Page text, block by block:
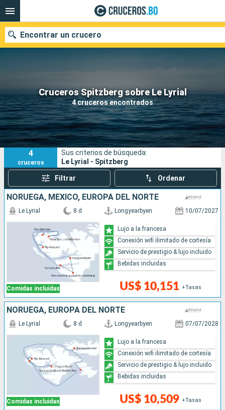
Cruceros Spitzberg sobre Le Lyrial
4 cruceros encontrados
Encontrar un crucero
Nuestros destinos
Fecha de salida
Puertos Compañías
Buscar
4
cruceros
Sus criterios de búsqueda:
Le Lyrial - Spitzberg
Filtrar Ordenar
NORUEGA, MÉXICO, EUROPA DEL NORTE
Comidas incluidas
Le Lyrial 8 d Longyearbyen 10/07/2027
US$ 10,151 +Tasas
Lujo a la francesa
Conexión wifi ilimitado de cortesía
Servicio de prestigio & lujo incluido
Bebidas incluidas
NORUEGA, EUROPA DEL NORTE
Comidas incluidas
Le Lyrial 8 d Longyearbyen 07/07/2028
US$ 10,509 +Tasas
Lujo a la francesa
Conexión wifi ilimitado de cortesía
Servicio de prestigio & lujo incluido
Bebidas incluidas